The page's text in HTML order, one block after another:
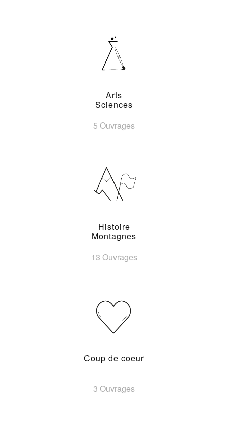
Arts
Sciences
5 Ouvrages
Histoire
Montagnes
13 Ouvrages
Coup de coeur
3 Ouvrages